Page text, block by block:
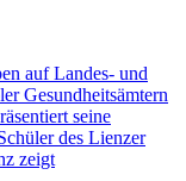
auf Landes- und
Gesundheitsämtern
seine
des Lienzer
zeigt